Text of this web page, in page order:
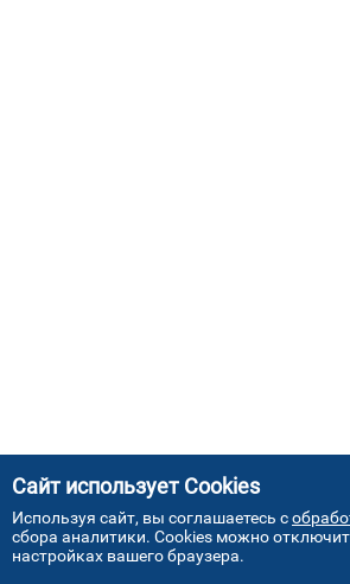
Сайт использует Cookies
Используя сайт, вы соглашаетесь с
сбора аналитики. Cookies можно
настройках вашего браузера.